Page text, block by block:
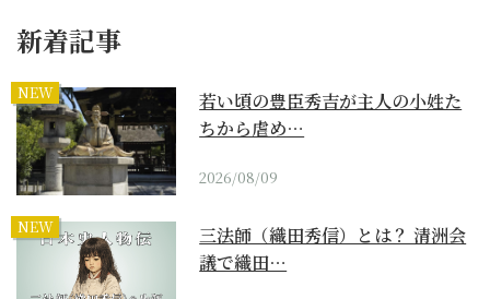
新着記事
NEW
若い頃の豊臣秀吉が主人の小姓た
ちから虐め…
2026/08/09
NEW
三法師（織田秀信）とは？ 清洲会
議で織田…